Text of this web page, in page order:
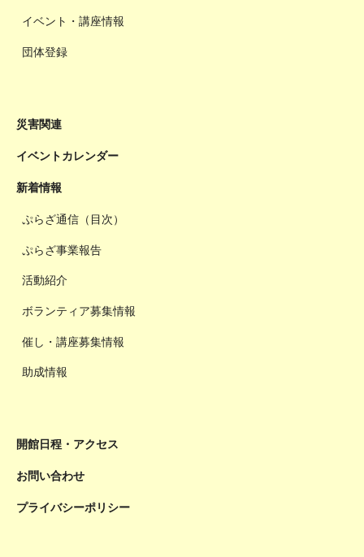
イベント・講座情報
団体登録
災害関連
イベントカレンダー
新着情報
ぷらざ通信（目次）
ぷらざ事業報告
活動紹介
ボランティア募集情報
催し・講座募集情報
助成情報
開館日程・アクセス
お問い合わせ
プライバシーポリシー